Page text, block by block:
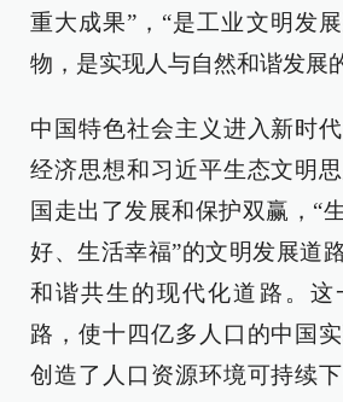
重大成果”，“是工业文明发
物，是实现人与自然和谐发展
中国特色社会主义进入新时
经济思想和习近平生态文明
国走出了发展和保护双赢，“
好、生活幸福”的文明发展道
和谐共生的现代化道路。这
路，使十四亿多人口的中国
创造了人口资源环境可持续